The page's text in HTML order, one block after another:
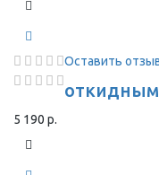
Оставить
5 190 р.